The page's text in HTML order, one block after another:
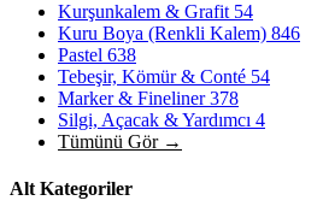
Kurşunkalem & Grafit 54
Kuru Boya (Renkli Kalem) 846
Pastel 638
Tebeşir, Kömür & Conté 54
Marker & Fineliner378
Silgi, Açacak & Yardımcı 4
Tümünü Gör →
Alt Kategoriler